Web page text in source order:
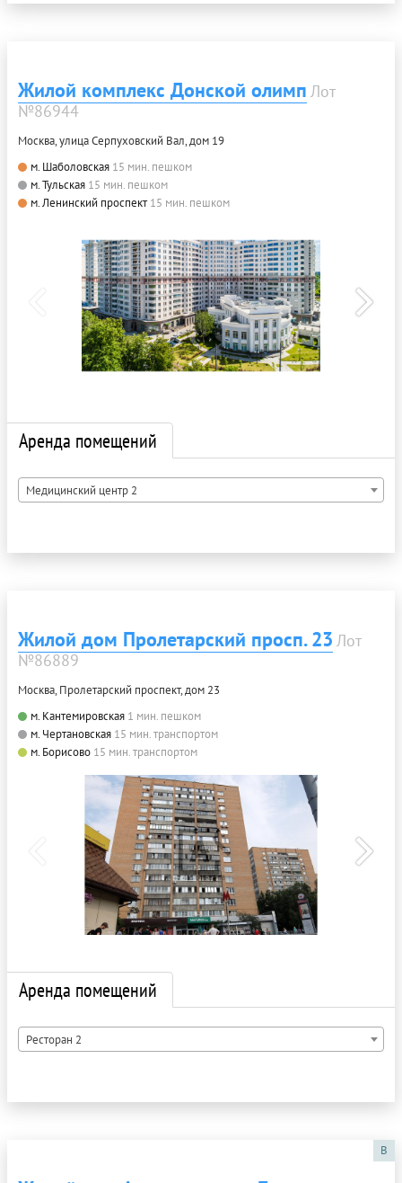
Жилой комплекс Донской олимп Лот
№86944
Москва, улица Серпуховский Вал, дом 19
м. Шаболовская 15 мин. пешком
м. Тульская 15 мин. пешком
м. Ленинский проспект 15 мин. пешком
Аренда помещений
Медицинский центр 2
Жилой дом Пролетарский просп. 23 Лот
№86889
Москва, Пролетарский проспект, дом 23
м. Кантемировская 1 мин. пешком
м. Чертановская 15 мин. транспортом
м. Борисово 15 мин. транспортом
Аренда помещений
Ресторан 2
B